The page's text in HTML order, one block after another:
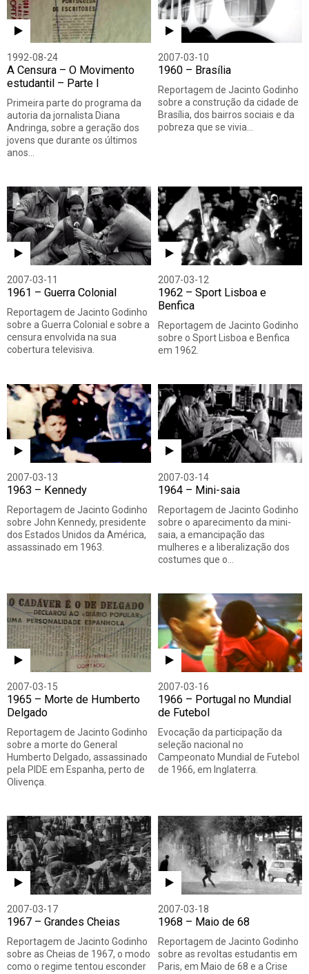
1992-08-24
A Censura – O Movimento
estudantil – Parte I
Primeira parte do programa da
autoria da jornalista Diana
Andringa, sobre a geração dos
jovens que durante os últimos
anos…
2007-03-10
1960 – Brasília
Reportagem de Jacinto Godinho
sobre a construção da cidade de
Brasília, dos bairros sociais e da
pobreza que se vivia…
2007-03-11
1961 – Guerra Colonial
Reportagem de Jacinto Godinho
sobre a Guerra Colonial e sobre a
censura envolvida na sua
cobertura televisiva.
2007-03-12
1962 – Sport Lisboa e
Benfica
Reportagem de Jacinto Godinho
sobre o Sport Lisboa e Benfica
em 1962.
2007-03-13
1963 – Kennedy
Reportagem de Jacinto Godinho
sobre John Kennedy, presidente
dos Estados Unidos da América,
assassinado em 1963.
2007-03-14
1964 – Mini-saia
Reportagem de Jacinto Godinho
sobre o aparecimento da mini-
saia, a emancipação das
mulheres e a liberalização dos
costumes que o…
2007-03-15
1965 – Morte de Humberto
Delgado
Reportagem de Jacinto Godinho
sobre a morte do General
Humberto Delgado, assassinado
pela PIDE em Espanha, perto de
Olivença.
2007-03-16
1966 – Portugal no Mundial
de Futebol
Evocação da participação da
seleção nacional no
Campeonato Mundial de Futebol
de 1966, em Inglaterra.
2007-03-17
1967 – Grandes Cheias
Reportagem de Jacinto Godinho
sobre as Cheias de 1967, o modo
como o regime tentou esconder
2007-03-18
1968 – Maio de 68
Reportagem de Jacinto Godinho
sobre as revoltas estudantis em
Paris, em Maio de 68 e a Crise